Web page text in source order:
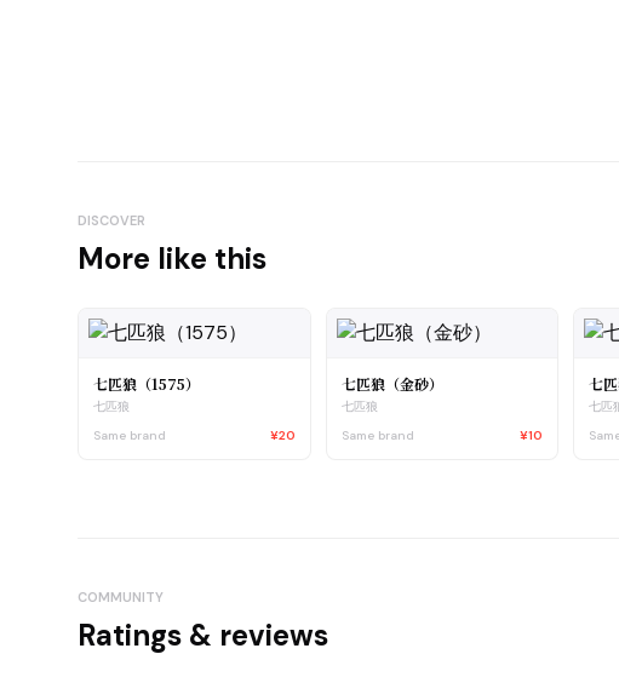
DISCOVER
More like this
七匹狼（1575）
七匹狼
Same brand
¥20
七匹狼（金砂）
七匹狼
Same brand
¥10
七
七匹
COMMUNITY
Ratings & reviews